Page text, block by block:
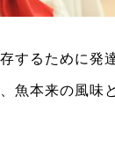
するために発
魚本来の風味